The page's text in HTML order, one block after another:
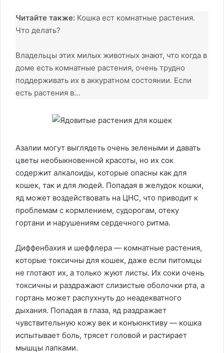
Читайте также: Кошка ест комнатные растения.
Что делать?
Владельцы этих милых животных знают, что когда в
доме есть комнатные растения, очень трудно
поддерживать их в аккуратном состоянии. Если
есть растения в…
Азалии могут выглядеть очень зелеными и давать
цветы необыкновенной красоты, но их сок
содержит алкалоиды, которые опасны как для
кошек, так и для людей. Попадая в желудок кошки,
яд может воздействовать на ЦНС, что приводит к
проблемам с кормлением, судорогам, отеку
гортани и нарушениям сердечного ритма.
Диффенбахия и шеффлера — комнатные растения,
которые токсичны для кошек, даже если питомцы
не глотают их, а только жуют листы. Их соки очень
токсичны и раздражают слизистые оболочки рта, а
гортань может распухнуть до неадекватного
дыхания. Попадая в глаза, яд раздражает
чувствительную кожу век и конъюнктиву — кошка
испытывает боль, трясет головой и растирает
мышцы лапками.